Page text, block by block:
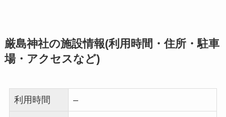
厳島神社の施設情報(利用時間・住所・駐車
場・アクセスなど)
利用時間 –